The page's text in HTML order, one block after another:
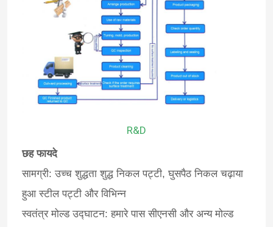
R&D
छह फायदे
सामग्री: उच्च शुद्धता शुद्ध निकल पट्टी, घुसपैठ निकल चढ़ाया
हुआ स्टील पट्टी और विभिन्न
स्वतंत्र मोल्ड उद्घाटन: हमारे पास सीएनसी और अन्य मोल्ड